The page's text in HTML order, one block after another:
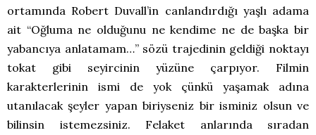
ortamında Robert Duvall’in canlandırdığı yaşlı adama
ait “Oğluma ne olduğunu ne kendime ne de başka bir
yabancıya anlatamam…” sözü trajedinin geldiği noktayı
tokat gibi seyircinin yüzüne çarpıyor. Filmin
karakterlerinin ismi de yok çünkü yaşamak adına
utanılacak şeyler yapan biriyseniz bir isminiz olsun ve
bilinsin istemezsiniz. Felaket anlarında sıradan